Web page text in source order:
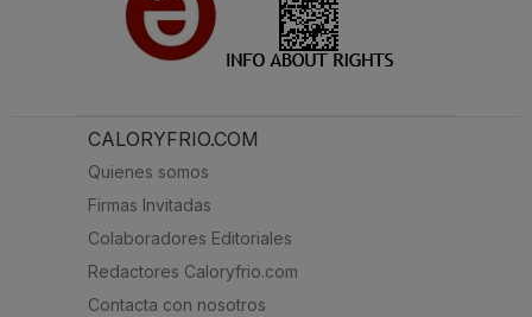
CALORYFRIO.COM
Quienes somos
Firmas Invitadas
Colaboradores Editoriales
Redactores Caloryfrio.com
Contacta con nosotros